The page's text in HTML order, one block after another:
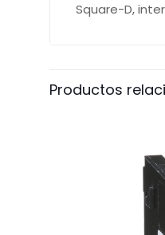
Square-D,
Productos